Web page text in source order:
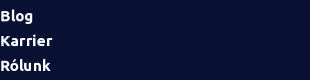
Blog
Karrier
Rólunk